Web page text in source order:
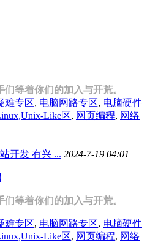
等着你们的加入与开荒。
难专区, 电脑网路专区, 电脑硬件
Like区, 网页编程, 网络
开发 有兴 ... 2024-7-19 04:01
等着你们的加入与开荒。
难专区, 电脑网路专区, 电脑硬件
Like区, 网页编程, 网络